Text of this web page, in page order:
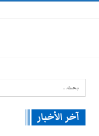
آخر الأخبار